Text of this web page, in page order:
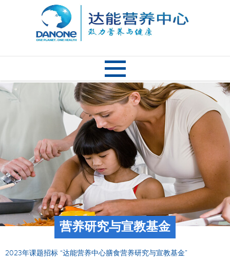
营养研究与宣教基金
2023年课题招标 “达能营养中心膳食营养研究与宣教基金”